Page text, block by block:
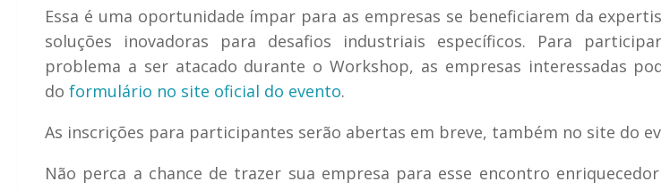
Essa é uma oportunidade ímpar para as empresas se beneficiarem da
soluções inovadoras para desafios industriais específicos. Para
problema a ser atacado durante o Workshop, as empresas interessadas
do formulário no site oficial do evento.
As inscrições para participantes serão abertas em breve, também no site do
Não perca a chance de trazer sua empresa para esse encontro